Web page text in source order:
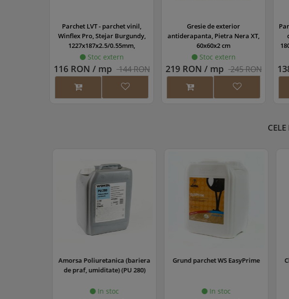
Parchet LVT - parchet vinil,
Winflex Pro, Stejar Burgundy,
1227x187x2.5/0.55mm,
WINPRO-1009/0
Stoc extern
116 RON / mp 144 RON
Gresie de exterior
antiderapanta, Pietra Nera XT,
60x60x2 cm
Stoc extern
219 RON / mp 245 RON
Amorsa Poliuretanica (bariera
de praf, umiditate) (PU 280)
In stoc
Grund parchet WS EasyPrime
In stoc